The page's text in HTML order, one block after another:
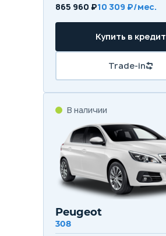
865 960 ₽10 309 ₽/мес.
Купить в кредит
Trade-in
В наличии
Peugeot
308